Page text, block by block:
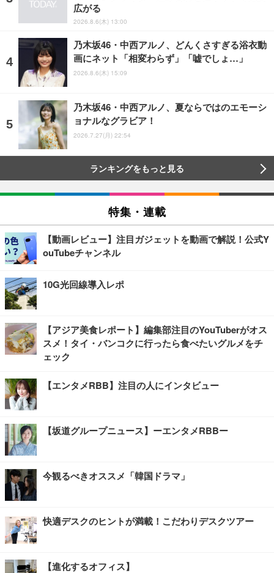
広がる
2026.8.6(木) 13:00
乃木坂46・中西アルノ、どんくさすぎる浴衣動
画にネット「相変わらず」「嘘でしょ…」
2026.8.6(木) 15:09
乃木坂46・中西アルノ、夏ならではのエモーシ
ョナルなグラビア！
2026.7.27(月) 22:54
ランキングをもっと見る
特集・連載
【動画レビュー】注目ガジェットを動画で解説！公式Y
ouTubeチャンネル
10G光回線導入レポ
【アジア美食レポート】編集部注目のYouTuberがオス
スメ！タイ・バンコクに行ったら食べたいグルメをチ
ェック
【エンタメRBB】注目の人にインタビュー
【坂道グループニュース】ーエンタメRBBー
今観るべきオススメ「韓国ドラマ」
快適デスクのヒントが満載！こだわりデスクツアー
【進化するオフィス】